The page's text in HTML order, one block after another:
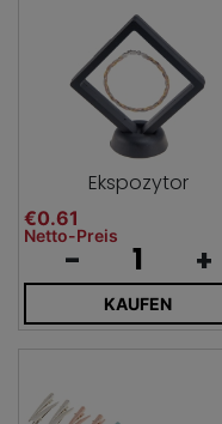
Ekspozytor
€0.61
Netto-Preis
- +
KAUFEN